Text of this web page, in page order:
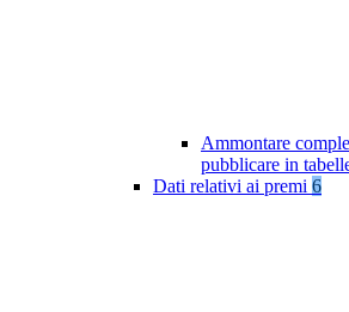
Ammontare
pubblicare in
Dati relativi ai premi 6